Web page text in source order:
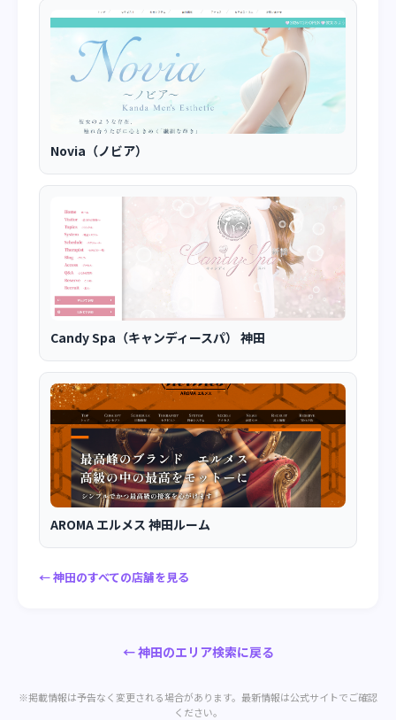
Novia（ノビア）
Candy Spa（キャンディースパ） 神田
AROMA エルメス 神田ルーム
← 神田のすべての店舗を見る
← 神田のエリア検索に戻る
※掲載情報は予告なく変更される場合があります。最新情報は公式サイトでご確認
ください。